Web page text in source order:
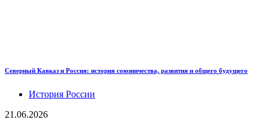
Северный Кавказ и Россия: история союзничества, развития и общего будущего
История России
21.06.2026